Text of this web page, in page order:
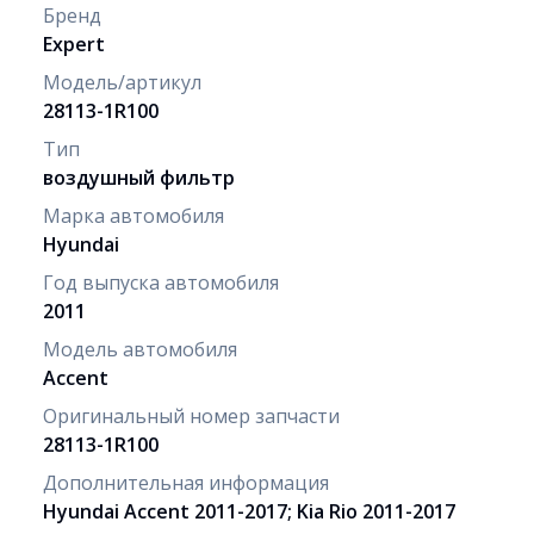
Бренд
Expert
Модель/артикул
28113-1R100
Тип
воздушный фильтр
Марка автомобиля
Hyundai
Год выпуска автомобиля
2011
Модель автомобиля
Accent
Оригинальный номер запчасти
28113-1R100
Дополнительная информация
Hyundai Accent 2011-2017; Kia Rio 2011-2017